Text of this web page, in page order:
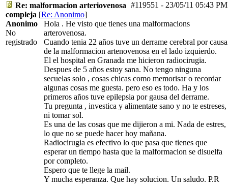
#119551 - 23/05/11 05:43 PM
Re: malformacion arteriovenosa
compleja [Re: Anonimo]
Anonimo
No
registrado
Hola . He visto que tienes una malformacions
arterovenosa.
Cuando tenia 22 años tuve un derrame cerebral por causa
de la malformacion artenovenosa en el lado izquierdo.
El el hospital en Granada me hicieron radiocirugia.
Despues de 5 años estoy sana. No tengo ninguna
secuelas solo , cosas chicas como memorisar o recordar
algunas cosas me guesta. pero eso es todo. Ha y los
primeros años tuve epilepsia por gausa del derrame.
Tu pregunta , investica y alimentate sano y no te estreses,
ni tomar sol.
Es una de las cosas que me dijieron a mi. Nada de estres,
lo que no se puede hacer hoy mañana.
Radiocirugia es efectivo lo que pasa que tienes que
esperar un tiempo hasta que la malformacion se disuelfa
por completo.
Espero que te llege la mail.
Y mucha esperanza. Que hay solucion. Un saludo. P.R